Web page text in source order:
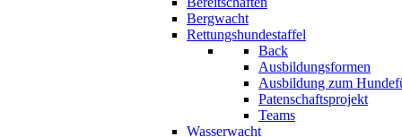
Bergwacht
Rettungshundestaffel
Back
Ausbildungsformen
Ausbildung zum
Patenschaftsprojekt
Teams
Wasserwacht